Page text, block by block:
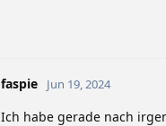
faspie Jun 19, 2024
Ich habe gerade nach